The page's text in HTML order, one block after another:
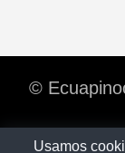
©
Usamos